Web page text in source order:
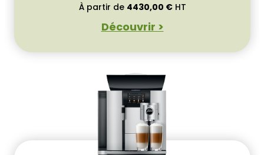
À partir de 4430,00 €HT
Découvrir >